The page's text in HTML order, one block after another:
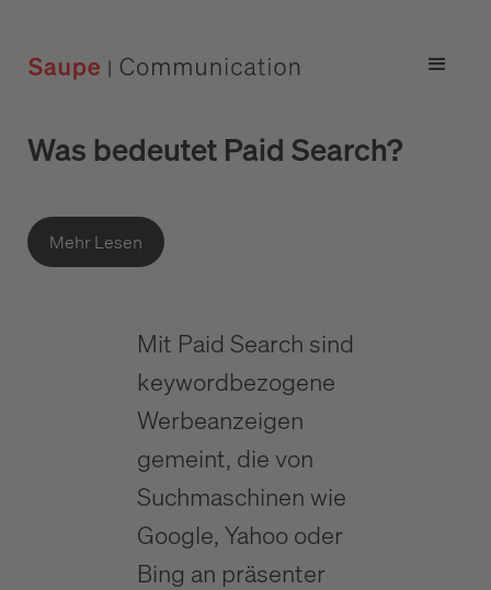
Was bedeutet Paid Search?
Mehr Lesen
Mit Paid Search sind
keywordbezogene
Werbeanzeigen
gemeint, die von
Suchmaschinen wie
Google, Yahoo oder
Bing an präsenter